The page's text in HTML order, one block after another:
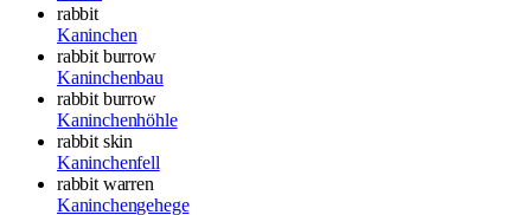
rabbit
Kaninchen
rabbit burrow
Kaninchenbau
rabbit burrow
Kaninchenhöhle
rabbit skin
Kaninchenfell
rabbit warren
Kaninchengehege